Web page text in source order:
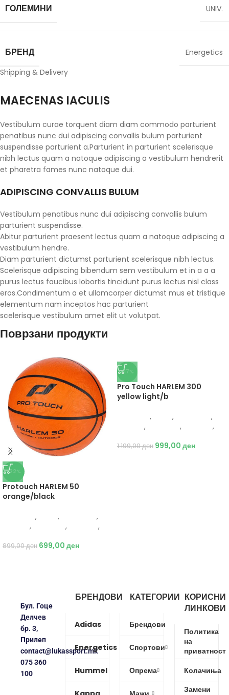
ГОЛЕМИНИ UNIV.
БРЕНД
Energetics
Shipping & Delivery
MAECENAS IACULIS
Vestibulum curae torquent diam diam commodo parturient
penatibus nunc dui adipiscing convallis bulum parturient
suspendisse parturient a.Parturient in parturient scelerisque
nibh lectus quam a natoque adipiscing a vestibulum hendrerit
et pharetra fames nunc natoque dui.
ADIPISCING CONVALLIS BULUM
Vestibulum penatibus nunc dui adipiscing convallis bulum
parturient suspendisse.
Abitur parturient praesent lectus quam a natoque adipiscing a
vestibulum hendre.
Diam parturient dictumst parturient scelerisque nibh lectus.
Scelerisque adipiscing bibendum sem vestibulum et in a a a
purus lectus faucibus lobortis tincidunt purus lectus nisl class
eros.Condimentum a et ullamcorper dictumst mus et tristique
elementum nam inceptos hac parturient
scelerisque vestibulum amet elit ut volutpat.
Поврзани продукти
-22%
Protouch HARLEM 50
orange/black
, ,
,
, ,
,
899,00ден 699,00 ден
-17%
Pro Touch HARLEM 300
yellow light/b
, ,
,
, ,
,
1.199,00ден 999,00 ден
Бул. Гоце
Делчев
бр. 3,
Прилеп
contact@lukassport.mk
075 360
100
БРЕНДОВИ
Adidas
Energetics
Hummel
КАТЕГОРИИ
Брендови
Спортови
Опрема
КОРИСНИ
ЛИНКОВИ
Политика
на
приватност
Колачиња
Замени